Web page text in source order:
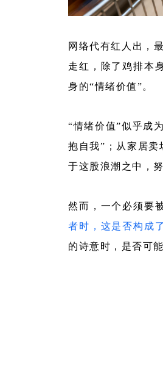
网络代有红人出，
走红，除了鸡排本
身的“情绪价值”。
“情绪价值”似乎成
抱自我”；从家居
于这股浪潮之中，
然而，一个必须要
者时，这是否构成
的诗意时，是否可